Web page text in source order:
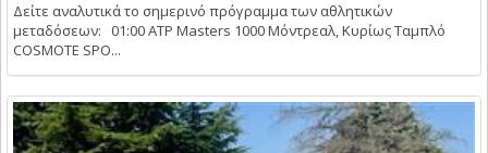
Δείτε αναλυτικά το σημερινό πρόγραμμα των αθλητικών
μεταδόσεων: 01:00 ATP Masters 1000 Μόντρεαλ, Κυρίως Ταμπλό
COSMOTE SPO...